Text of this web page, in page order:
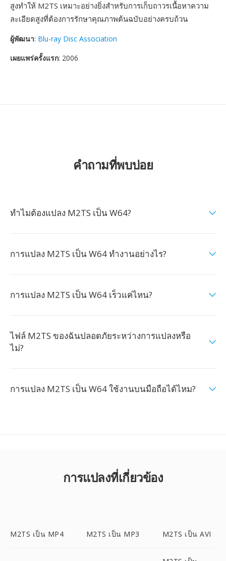
สูงทำให้ M2TS เหมาะอย่างยิ่งสำหรับการเก็บถาวรเนื้อหาความ
ละเอียดสูงที่ต้องการรักษาคุณภาพต้นฉบับอย่างครบถ้วน
ผู้พัฒนา: Blu-ray Disc Association
เผยแพร่ครั้งแรก: 2006
คำถามที่พบบ่อย
ทำไมต้องแปลง M2TS เป็น W64?
การแปลง M2TS เป็น W64 ทำงานอย่างไร?
การแปลง M2TS เป็น W64 เร็วแค่ไหน?
ไฟล์ M2TS ของฉันปลอดภัยระหว่างการแปลงหรือ
ไม่?
การแปลง M2TS เป็น W64 ใช้งานบนมือถือได้ไหม?
การแปลงที่เกี่ยวข้อง
M2TS เป็น MP4 M2TS เป็น MP3 M2TS เป็น AVI